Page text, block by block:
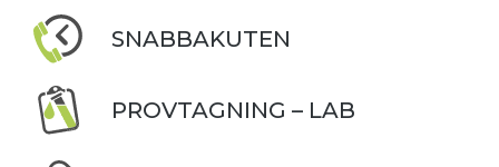
SNABBAKUTEN
PROVTAGNING – LAB